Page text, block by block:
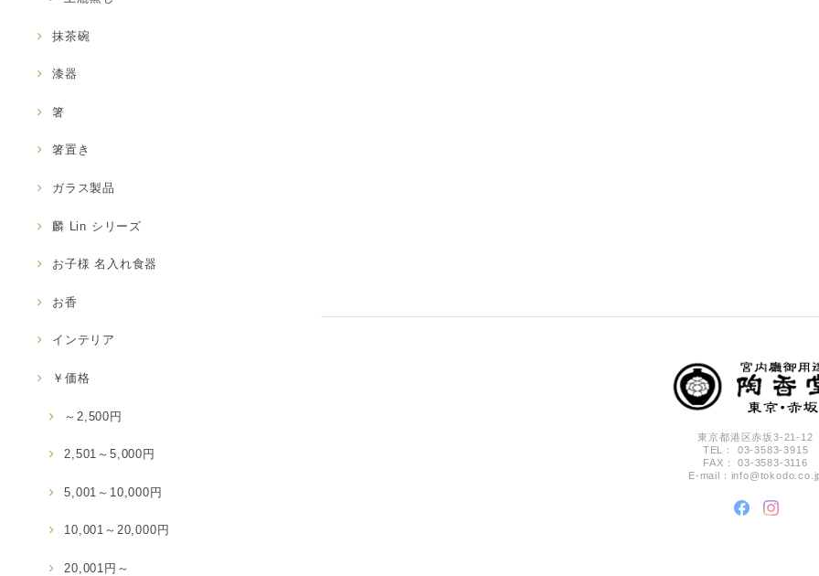
抹茶碗
漆器
箸
箸置き
ガラス製品
麟 Lin シリーズ
お子様 名入れ食器
お香
インテリア
￥価格
～2,500円
2,501～5,000円
5,001～10,000円
10,001～20,000円
20,001円～
東京都港区赤坂3-21-12
TEL： 03-3583-3915
FAX： 03-3583-3116
E-mail：